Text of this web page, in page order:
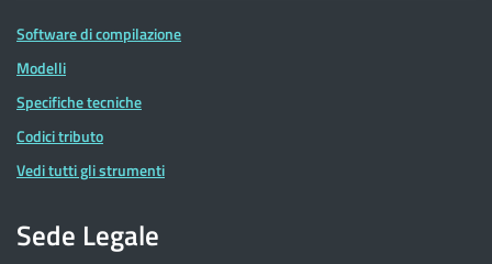
Software di compilazione
Modelli
Specifiche tecniche
Codici tributo
Vedi tutti gli strumenti
Sede Legale